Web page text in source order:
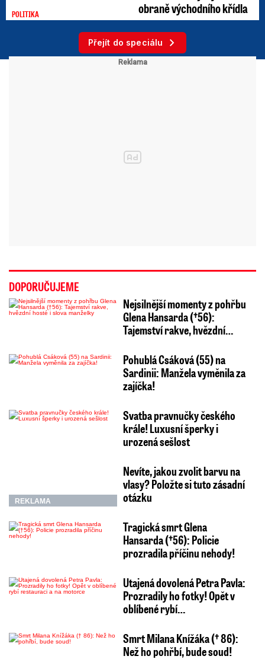
POLITIKA
obraně východního křídla
Přejít do speciálu
DOPORUČUJEME
Nejsilnější momenty z pohřbu
Glena Hansarda (†56):
Tajemství rakve, hvězdní…
Pohublá Csáková (55) na
Sardinii: Manžela vyměnila za
zajíčka!
Svatba pravnučky českého
krále! Luxusní šperky i
urozená sešlost
REKLAMA
Nevíte, jakou zvolit barvu na
vlasy? Položte si tuto zásadní
otázku
Tragická smrt Glena
Hansarda (†56): Policie
prozradila příčinu nehody!
Utajená dovolená Petra Pavla:
Prozradily ho fotky! Opět v
oblíbené rybí…
Smrt Milana Knížáka († 86):
Než ho pohřbí, bude soud!